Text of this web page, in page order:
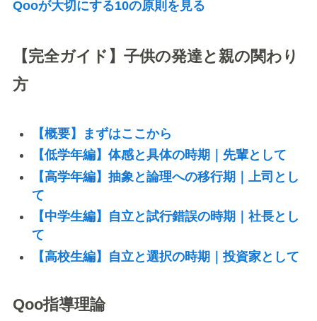
Qooが大切にする10の原則を見る
【完全ガイド】子供の発達と親の関わり
方
【概要】まずはここから
【低学年編】体感と具体の時期｜先輩として
【高学年編】抽象と論理への移行期｜上司とし
て
【中学生編】自立と試行錯誤の時期｜社長とし
て
【高校生編】自立と選択の時期｜投資家として
Qoo指導理論